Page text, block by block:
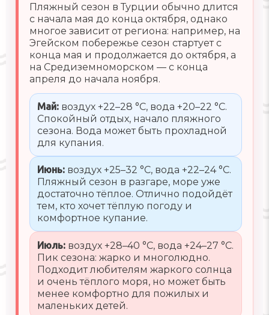
Пляжный сезон в Турции обычно длится
с начала мая до конца октября, однако
многое зависит от региона: например, на
Эгейском побережье сезон стартует с
конца мая и продолжается до октября, а
на Средиземноморском — с конца
апреля до начала ноября.
Май:воздух +22–28 °C, вода +20–22 °C.
Спокойный отдых, начало пляжного
сезона. Вода может быть прохладной
для купания.
Июнь:воздух +25–32 °C, вода +22–24 °C.
Пляжный сезон в разгаре, море уже
достаточно тёплое. Отлично подойдёт
тем, кто хочет тёплую погоду и
комфортное купание.
Июль:воздух +28–40 °C, вода +24–27 °C.
Пик сезона: жарко и многолюдно.
Подходит любителям жаркого солнца
и очень тёплого моря, но может быть
менее комфортно для пожилых и
маленьких детей.